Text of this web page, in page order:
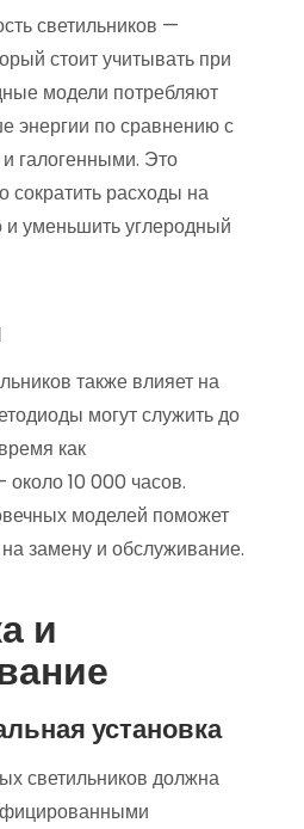
светильников —
стоит учитывать при
модели потребляют
энергии по сравнению с
галогенными. Это
сократить расходы на
и уменьшить углеродный
также влияет на
могут служить до
как
10 000 часов.
моделей поможет
замену и обслуживание.
и
установка
светильников должна